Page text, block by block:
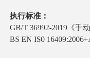
执行标准：
GB/T 36992-2019《手
BS EN IS0